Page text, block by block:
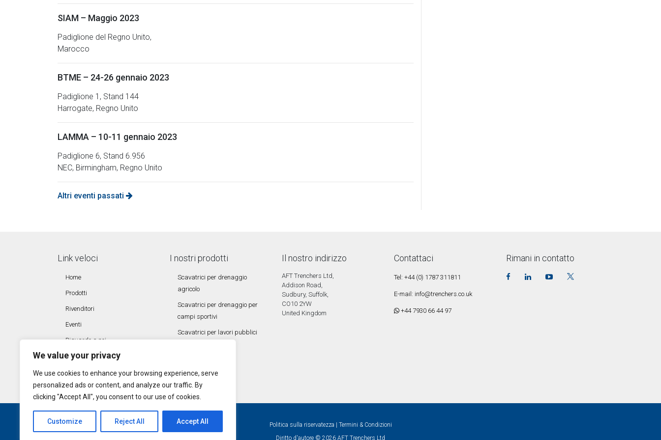
We value your privacy
We use cookies to enhance your browsing experience, serve
personalized ads or content, and analyze our traffic. By
clicking "Accept All", you consent to our use of cookies.
Customize Reject All Accept All
SIAM – Maggio 2023
Padiglione del Regno Unito,
Marocco
BTME – 24-26 gennaio 2023
Padiglione 1, Stand 144
Harrogate, Regno Unito
LAMMA – 10-11 gennaio 2023
Padiglione 6, Stand 6.956
NEC, Birmingham, Regno Unito
Altri eventi passati
Link veloci
Home
Prodotti
Rivenditori
Eventi
Riguardo a noi
Contattaci
Siti collegati
I nostri prodotti
Scavatrici per drenaggio
agricolo
Scavatrici per drenaggio per
campi sportivi
Scavatrici per lavori pubblici
Il nostro indirizzo
AFT Trenchers Ltd,
Addison Road,
Sudbury, Suffolk,
CO10 2YW
United Kingdom
Contattaci
Tel: +44 (0) 1787 311811
E-mail: info@trenchers.co.uk
+44 7930 66 44 97
Rimani in contatto
Politica sulla riservatezza
Termini & Condizioni
Diritto d'autore © 2026 AFT Trenchers Ltd